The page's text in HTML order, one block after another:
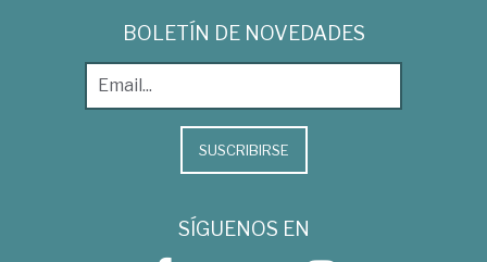
BOLETÍN DE NOVEDADES
SUSCRIBIRSE
SÍGUENOS EN